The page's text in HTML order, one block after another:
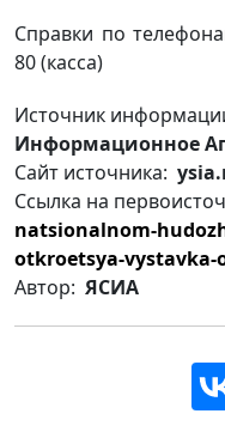
Справки по
80 (касса)
Источник
Информационное
Сайт источника:
Ссылка на
natsionalnom-
otkroetsya-vystavka-
Автор: ЯСИА